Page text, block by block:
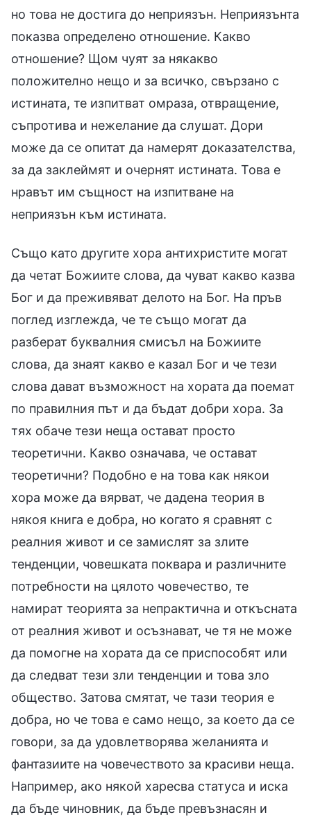
но това не достига до неприязън. Неприязънта
показва определено отношение. Какво
отношение? Щом чуят за някакво
положително нещо и за всичко, свързано с
истината, те изпитват омраза, отвращение,
съпротива и нежелание да слушат. Дори
може да се опитат да намерят доказателства,
за да заклеймят и очернят истината. Това е
нравът им същност на изпитване на
неприязън към истината.
Също като другите хора антихристите могат
да четат Божиите слова, да чуват какво казва
Бог и да преживяват делото на Бог. На пръв
поглед изглежда, че те също могат да
разберат буквалния смисъл на Божиите
слова, да знаят какво е казал Бог и че тези
слова дават възможност на хората да поемат
по правилния път и да бъдат добри хора. За
тях обаче тези неща остават просто
теоретични. Какво означава, че остават
теоретични? Подобно е на това как някои
хора може да вярват, че дадена теория в
някоя книга е добра, но когато я сравнят с
реалния живот и се замислят за злите
тенденции, човешката поквара и различните
потребности на цялото човечество, те
намират теорията за непрактична и откъсната
от реалния живот и осъзнават, че тя не може
да помогне на хората да се приспособят или
да следват тези зли тенденции и това зло
общество. Затова смятат, че тази теория е
добра, но че това е само нещо, за което да се
говори, за да удовлетворява желанията и
фантазиите на човечеството за красиви неща.
Например, ако някой харесва статуса и иска
да бъде чиновник, да бъде превъзнасян и